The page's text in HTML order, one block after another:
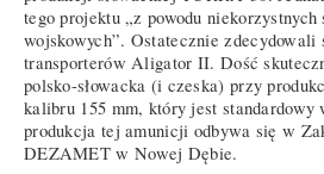
tego projektu „z powodu
wojskowych”. Ostatecznie
transporterów Aligator II. Dość
polsko-słowacka (i czeska) przy
kalibru 155 mm, który jest
produkcja tej amunicji odbywa się w
DEZAMET w Nowej Dębie.